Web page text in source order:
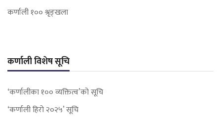
कर्णाली १०० श्रृङ्खला
कर्णाली विशेष सूचि
‘कर्णालीका १०० व्यक्तित्व’को सूचि
‘कर्णाली हिरो २०२५’ सूचि